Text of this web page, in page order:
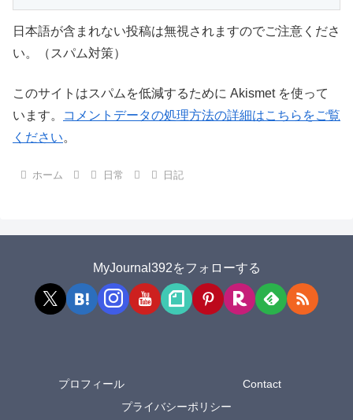
日本語が含まれない投稿は無視されますのでご注意くださ
い。（スパム対策）
このサイトはスパムを低減するために Akismet を使って
います。
コメントデータの処理方法の詳細はこちらをご覧
ください。
ホーム 日常 日記
MyJournal392をフォローする
プロフィール
Contact
プライバシーポリシー